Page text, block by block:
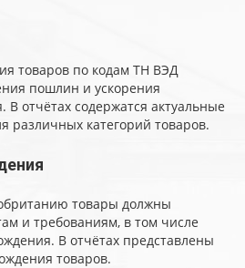
товаров по кодам ТН ВЭД
пошлин и ускорения
отчётах содержатся актуальные
различных категорий товаров.
товары должны
и требованиям, в том числе
В отчётах представлены
товаров.